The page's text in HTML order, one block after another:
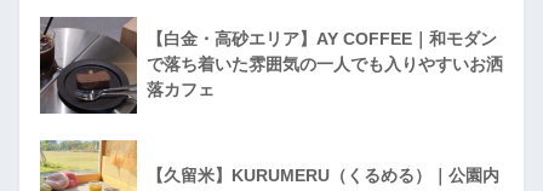
【白金・高砂エリア】AY COFFEE｜和モダン
で落ち着いた雰囲気の一人でも入りやすいお洒
落カフェ
【久留米】KURUMERU（くるめる）｜公園内